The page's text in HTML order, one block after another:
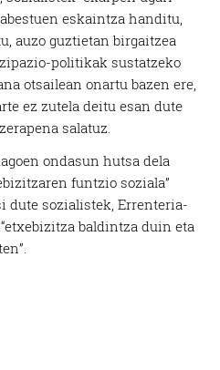
eskaintza handitu,
auzo guztietan birgaitzea
politikak sustatzeko
otsailean onartu bazen ere,
ez zutela deitu esan dute
salatuz.
ondasun hutsa dela
funtzio soziala”
dute sozialistek, Errenteria-
baldintza duin eta